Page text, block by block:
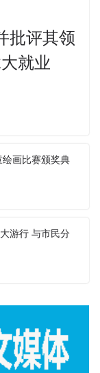
批评其领
就业
画比赛颁奖典
游行 与市民分